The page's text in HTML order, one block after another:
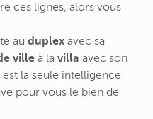
ces lignes, alors vous
au duplex avec sa
ville à la villa avec son
la seule intelligence
pour vous le bien de